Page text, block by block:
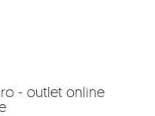
- outlet online